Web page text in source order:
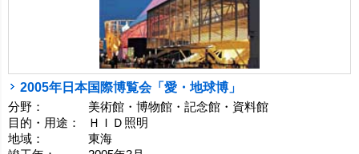
2005年日本国際博覧会「愛・地球博」
分野：
美術館・博物館・記念館・資料館
目的・用途：
ＨＩＤ照明
地域：
東海